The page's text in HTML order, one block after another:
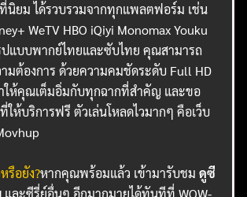
นิยม ได้รวบรวมจากทุกแพลตฟอร์ม เช่น
WeTV HBO iQiyi Monomax Youku
แบบพากย์ไทยและซับไทย คุณสามารถ
ามต้องการ ด้วยความคมชัดระดับ Full HD
ให้คุณเต็มอิ่มกับทุกฉากที่สำคัญ และขอ
ให้บริการฟรี ตัวเล่นโหลดไวมากๆ คือเว็บ
รือยัง?หากคุณพร้อมแล้ว เข้ามารับชมดูซี
และซีรี่ย์อื่นๆ อีกมากมายได้ทันทีที่ WOW-